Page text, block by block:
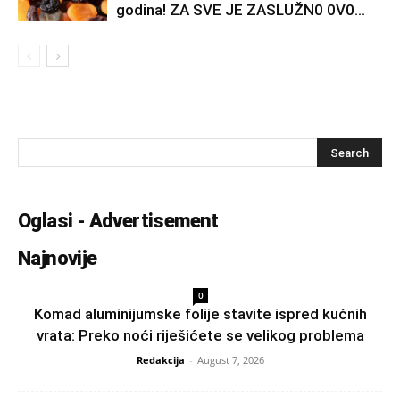
godina! ZA SVE JE ZASLUŽN0 0V0...
Oglasi - Advertisement
Najnovije
0
Komad aluminijumske folije stavite ispred kućnih
vrata: Preko noći riješićete se velikog problema
Redakcija - August 7, 2026